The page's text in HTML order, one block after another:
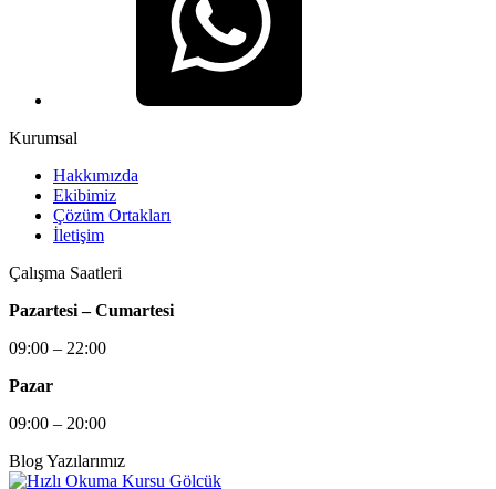
Kurumsal
Hakkımızda
Ekibimiz
Çözüm Ortakları
İletişim
Çalışma Saatleri
Pazartesi – Cumartesi
09:00 – 22:00
Pazar
09:00 – 20:00
Blog Yazılarımız